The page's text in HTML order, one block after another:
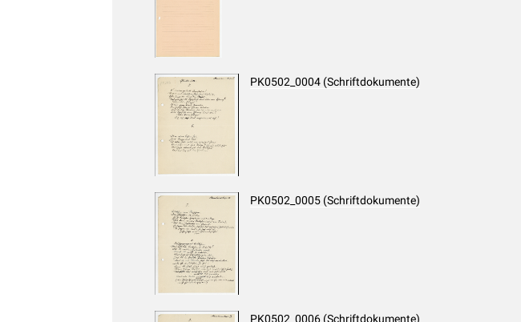
PK0502_0004 (Schriftdokumente)
PK0502_0005 (Schriftdokumente)
PK0502_0006 (Schriftdokumente)